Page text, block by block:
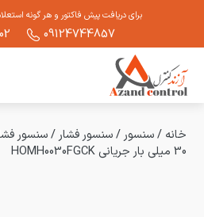
برای دریافت پیش فاکتور و هر گونه
09124744857
خانه /سنسور /سنسور فشار /سنسور
30 میلی بار جریانی HOMH0030FGCK